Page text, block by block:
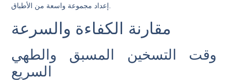
إعداد مجموعة واسعة من الأطباق.
مقارنة الكفاءة والسرعة
وقت التسخين المسبق والطهي
السريع